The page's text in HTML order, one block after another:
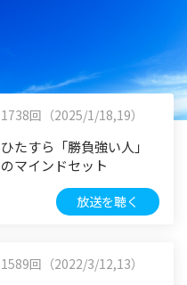
1738回（2025/1/18,19）
ひたすら「勝負強い人」
のマインドセット
放送を聴く
1589回（2022/3/12,13）